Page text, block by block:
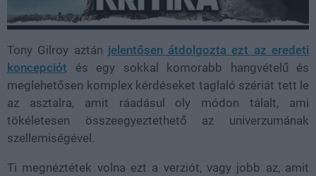
Tony Gilroy aztán jelentősen átdolgozta ezt az eredeti
koncepciót és egy sokkal komorabb hangvételű és
meglehetősen komplex kérdéseket taglaló szériát tett le
az asztalra, amit ráadásul oly módon tálalt, ami
tökéletesen összeegyeztethető az univerzumának
szellemiségével.
Ti megnéztétek volna ezt a verziót, vagy jobb az, amit